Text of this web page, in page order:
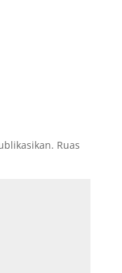
Ruas